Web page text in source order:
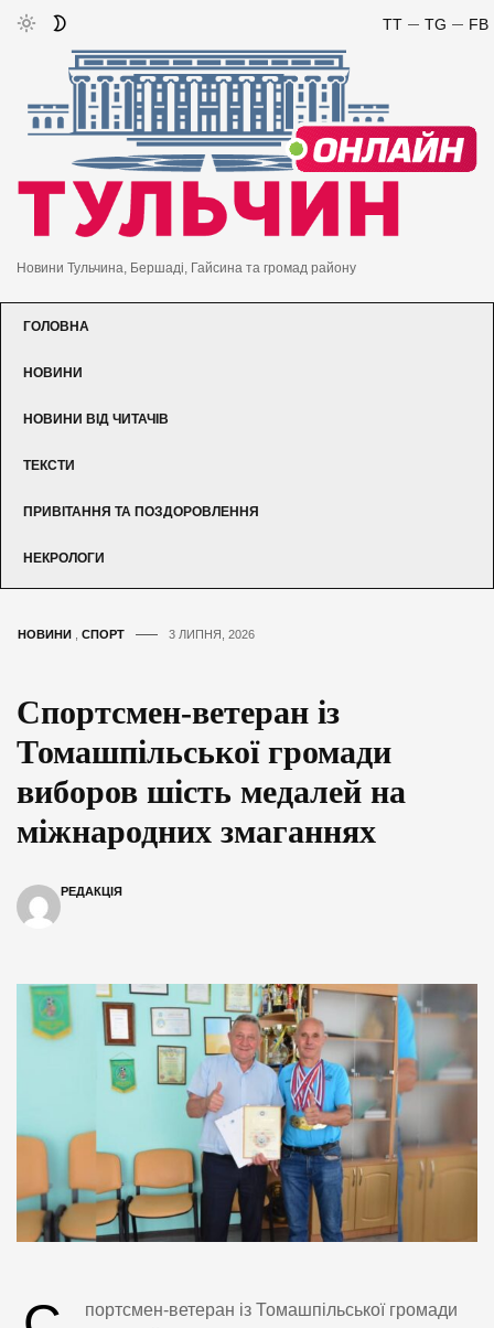
FB
TG
TT
Новини Тульчина, Бершаді, Гайсина та громад району
ГОЛОВНА
НОВИНИ
НОВИНИ ВІД ЧИТАЧІВ
ТЕКСТИ
ПРИВІТАННЯ ТА ПОЗДОРОВЛЕННЯ
НЕКРОЛОГИ
НОВИНИ СПОРТ 3 ЛИПНЯ, 2026
Спортсмен-ветеран із
Томашпільської громади
виборов шість медалей на
міжнародних змаганнях
РЕДАКЦІЯ
портсмен-ветеран із Томашпільської громади